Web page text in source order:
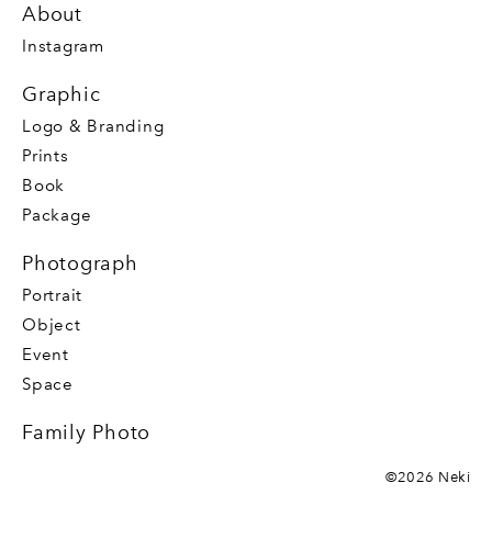
About
Instagram
Graphic
Logo & Branding
Prints
Book
Package
Photograph
Portrait
Object
Event
Space
Family Photo
©2026 Neki